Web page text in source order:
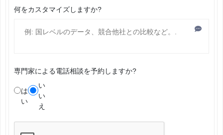
何をカスタマイズしますか?
専門家による電話相談を予約しますか?
は
い
い
い
え